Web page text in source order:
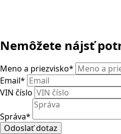
Nemôžete nájsť
Meno a priezvisko*
Email*
VIN číslo
Správa*
Odoslať dotaz